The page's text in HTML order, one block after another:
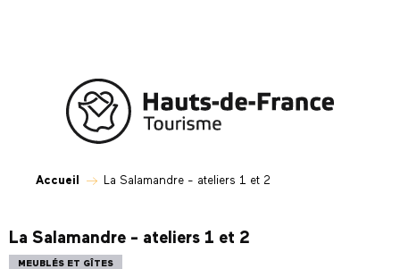
Accueil La Salamandre - ateliers 1 et 2
La Salamandre - ateliers 1 et 2
MEUBLÉS ET GÎTES